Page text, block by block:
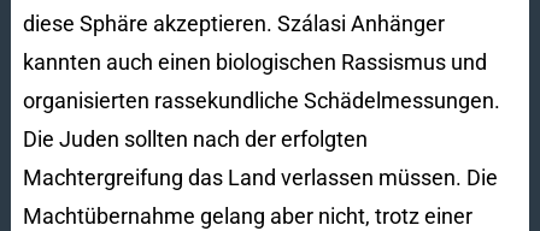
diese Sphäre akzeptieren. Szálasi Anhänger
kannten auch einen biologischen Rassismus und
organisierten rassekundliche Schädelmessungen.
Die Juden sollten nach der erfolgten
Machtergreifung das Land verlassen müssen. Die
Machtübernahme gelang aber nicht, trotz einer